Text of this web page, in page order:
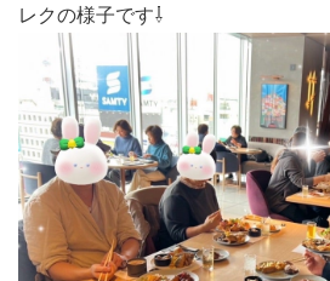
レクの様子です⇩